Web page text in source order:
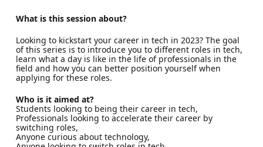
What is this session about?
Looking to kickstart your career in tech in 2023? The goal
of this series is to introduce you to different roles in tech,
learn what a day is like in the life of professionals in the
field and how you can better position yourself when
applying for these roles.
Who is it aimed at?
Students looking to being their career in tech,
Professionals looking to accelerate their career by
switching roles,
Anyone curious about technology,